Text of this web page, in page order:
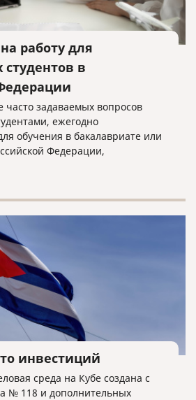
работу для
в
задаваемых вопросов
ежегодно
обучения в бакалавриате или
Федерации,
не создавая при этом
инвестиций
среда на Кубе создана с
№ 118 и дополнительных